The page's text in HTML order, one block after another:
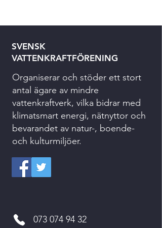
SVENSK
VATTENKRAFTFÖRENING
Organiserar och stöder ett stort
antal ägare av mindre
vattenkraftverk, vilka bidrar med
klimatsmart energi, nätnyttor och
bevarandet av natur-, boende-
och kulturmiljöer.
073 074 94 32